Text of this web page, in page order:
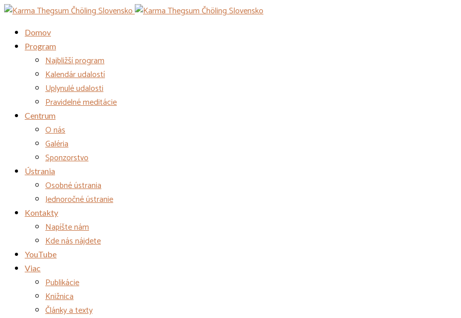
Domov
Program
Najbližší program
Kalendár udalostí
Uplynulé udalosti
Pravidelné meditácie
Centrum
O nás
Galéria
Sponzorstvo
Ústrania
Osobné ústrania
Jednoročné ústranie
Kontakty
Napíšte nám
Kde nás nájdete
YouTube
Viac
Publikácie
Knižnica
Články a texty